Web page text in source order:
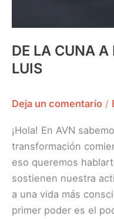
DE LA CUNA
LUIS
Deja un comentario /
¡Hola! En AVN
transformación
eso queremos
sostienen nuestra
a una vida más
primer poder es el